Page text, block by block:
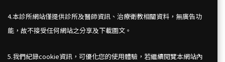
電話：(02) 2888-1154
4.本診所網站僅提供診所及醫師資訊、治療衛教相關資料，無廣告功
能，故不接受任何網站之分享及下載圖文。
5.我們紀錄cookie資訊，可優化您的使用體驗，若繼續閱覽本網站內